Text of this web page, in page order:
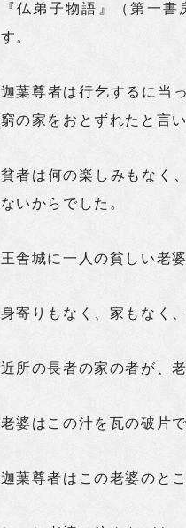
『仏弟子物語』（第一
す。
迦葉尊者は行乞するに当
窮の家をおとずれたと言い
貧者は何の楽しみもなく
ないからでした。
王舎城に一人の貧しい老
身寄りもなく、家もなく
近所の長者の家の者が、
老婆はこの汁を瓦の破片
迦葉尊者はこの老婆のと